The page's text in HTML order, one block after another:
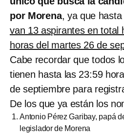
por Morena, ya que
van 13 aspirantes en total
horas del martes 26 de
Cabe recordar que todos
tienen hasta las 23:59
de septiembre para
De los que ya están los
Antonio Pérez Garibay, papá
legislador de Morena